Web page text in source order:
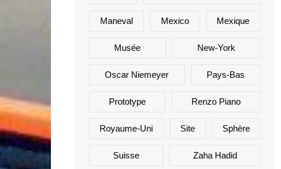
Maneval Mexico Mexique
Musée New-York
Oscar Niemeyer Pays-Bas
Prototype Renzo Piano
Royaume-Uni Site Sphère
Suisse Zaha Hadid